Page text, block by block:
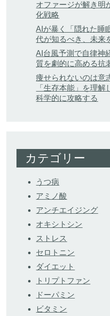
オファージが解き明
化戦略
AIが暴く「隠れた睡
代が知るべき、未来
AI台風予測で自律神
質を劇的に高める抗
痩せられないのは意
「生存本能」を理
科学的に攻略する
カテゴリー
うつ病
アミノ酸
アンチエイジング
オキシトシン
ストレス
セロトニン
ダイエット
トリプトファン
ドーパミン
ビタミン